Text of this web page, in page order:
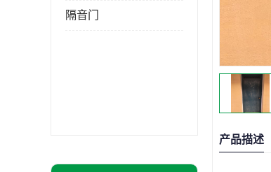
隔音门
产品描述